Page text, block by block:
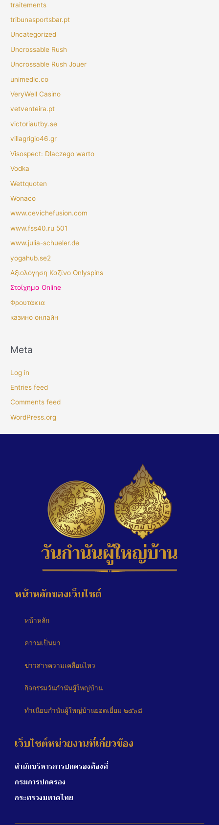
traitements
tribunasportsbar.pt
Uncategorized
Uncrossable Rush
Uncrossable Rush Jouer
unimedic.co
VeryWell Casino
vetventeira.pt
victoriautby.se
villagrigio46.gr
Visospect: Dlaczego warto
Vodka
Wettquoten
Wonaco
www.cevichefusion.com
www.fss40.ru 501
www.julia-schueler.de
yogahub.se2
Αξιολόγηση Καζίνο Onlyspins
Στοίχημα Online
Φρουτάκια
казино онлайн
Meta
Log in
Entries feed
Comments feed
WordPress.org
หน้าหลักของเว็บไซต์
หน้าหลัก
ความเป็นมา
ข่าวสารความเคลื่อนไหว
กิจกรรมวันกำนันผู้ใหญ่บ้าน
ทำเนียบกำนันผู้ใหญ่บ้านยอดเยี่ยม ๒๕๖๘
เว็บไซต์หน่วยงานที่เกี่ยวข้อง
สำนักบริหารการปกครองท้องที่
กรมการปกครอง
กระทรวงมหาดไทย